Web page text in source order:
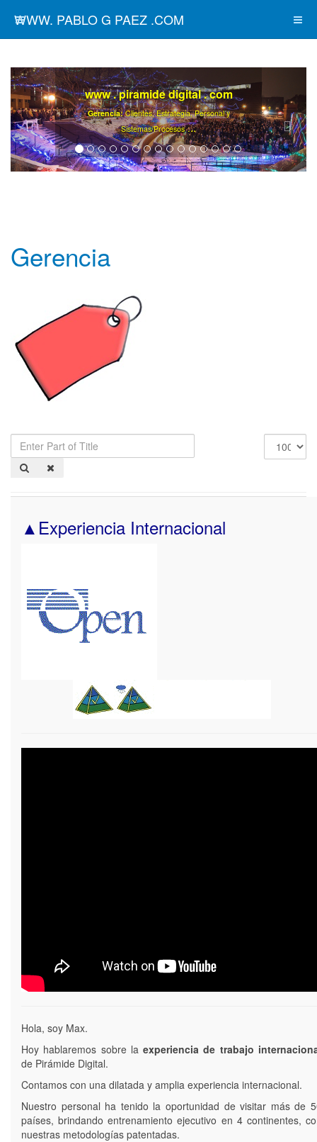
WWW. PABLO G PAEZ .COM
www . piramide digital . com
Gerencia:Clientes, Estrategia, Personal y
Sistemas/Procesos...
Gerencia
Enter
Part
of
Display
▲Experiencia Internacional
Hola, soy Max.
Hoy hablaremos sobre la experiencia de trabajo
de Pirámide Digital.
Contamos con una dilatada y amplia experiencia internacional.
Nuestro personal ha tenido la oportunidad de visitar más de
países, brindando entrenamiento ejecutivo en 4 continentes,
nuestras metodologías patentadas.